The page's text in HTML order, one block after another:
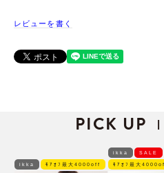
レビューを書く
PICK UP |
ikka ﾓｱｵﾌ最大4000off
ikka SALE
ﾓｱｵﾌ最大